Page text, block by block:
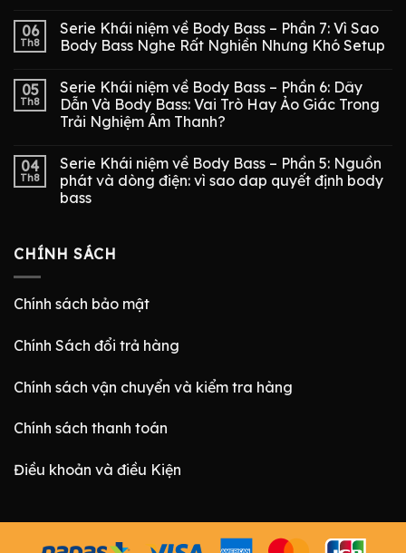
06
Th8
Serie Khái niệm về Body Bass – Phần 7: Vì Sao
Body Bass Nghe Rất Nghiền Nhưng Khó Setup
05
Th8
Serie Khái niệm về Body Bass – Phần 6: Dây
Dẫn Và Body Bass: Vai Trò Hay Ảo Giác Trong
Trải Nghiệm Âm Thanh?
04
Th8
Serie Khái niệm về Body Bass – Phần 5: Nguồn
phát và dòng điện: vì sao dap quyết định body
bass
CHÍNH SÁCH
Chính sách bảo mật
Chính Sách đổi trả hàng
Chính sách vận chuyển và kiểm tra hàng
Chính sách thanh toán
Điều khoản và điều Kiện